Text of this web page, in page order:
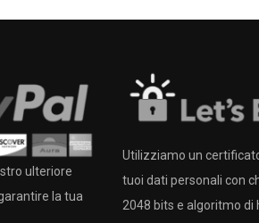
ulteriore
la tua
Utilizziamo un
tuoi dati personali con
2048 bits e algoritmo di